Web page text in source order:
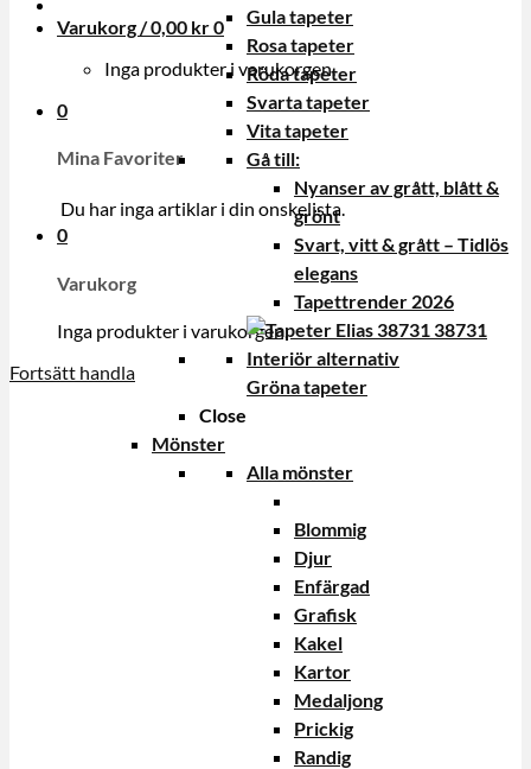
Varukorg /0,00 kr0
Inga produkter i varukorgen.
0
Mina Favoriter
Du har inga artiklar i din onskelista.
0
Varukorg
Inga produkter i varukorgen.
Fortsätt handla
Gula tapeter
Rosa tapeter
Röda tapeter
Svarta tapeter
Vita tapeter
Gå till:
Nyanser av grått, blått &
grönt
Svart, vitt & grått – Tidlös
elegans
Tapettrender 2026
Gröna tapeter
Close
Mönster
Alla mönster
Blommig
Djur
Enfärgad
Grafisk
Kakel
Kartor
Medaljong
Prickig
Randig